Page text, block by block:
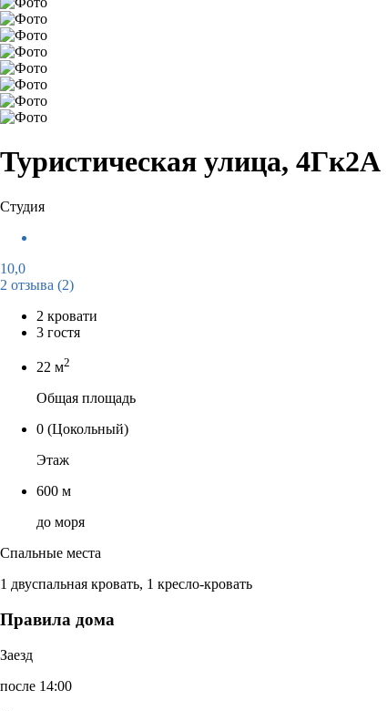
Туристическая улица, 4Гк2А
Студия
10,0
2 отзыва (2)
2 кровати
3 гостя
22 м2
Общая площадь
0 (Цокольный)
Этаж
600 м
до моря
Спальные места
1 двуспальная кровать, 1 кресло-кровать
Правила дома
Заезд
после 14:00